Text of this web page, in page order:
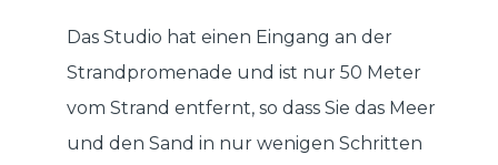
Das Studio hat einen Eingang an der
Strandpromenade und ist nur 50 Meter
vom Strand entfernt, so dass Sie das Meer
und den Sand in nur wenigen Schritten